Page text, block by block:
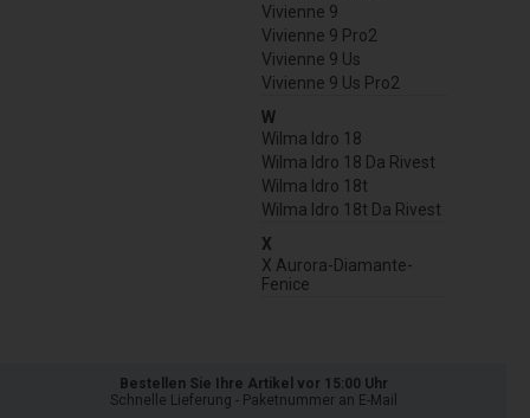
Vivienne 9
Vivienne 9 Pro2
Vivienne 9 Us
Vivienne 9 Us Pro2
W
Wilma Idro 18
Wilma Idro 18 Da Rivest
Wilma Idro 18t
Wilma Idro 18t Da Rivest
X
X Aurora-Diamante-
Fenice
Bestellen Sie Ihre Artikel vor 15:00 Uhr
Schnelle Lieferung - Paketnummer an E-Mail